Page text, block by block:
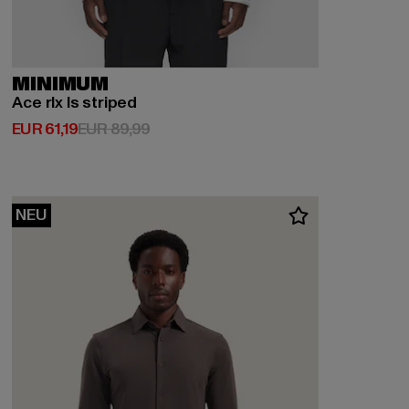
MINIMUM
Ace rlx ls striped
EUR 61,19
Derzeitiger Preis: EUR 61,19
EUR 89,99Aktionspreis: EUR 89,99
NEU